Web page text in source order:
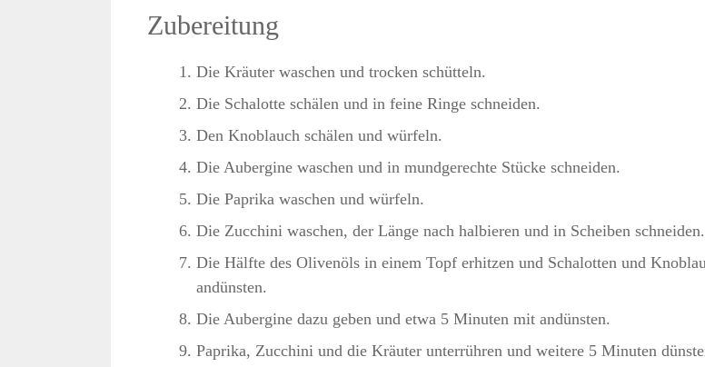
Zubereitung
Die Kräuter waschen und trocken schütteln.
Die Schalotte schälen und in feine Ringe schneiden.
Den Knoblauch schälen und würfeln.
Die Aubergine waschen und in mundgerechte Stücke schneiden.
Die Paprika waschen und würfeln.
Die Zucchini waschen, der Länge nach halbieren und in Scheiben schneiden.
Die Hälfte des Olivenöls in einem Topf erhitzen und Schalotten und
andünsten.
Die Aubergine dazu geben und etwa 5 Minuten mit andünsten.
Paprika, Zucchini und die Kräuter unterrühren und weitere 5 Minuten